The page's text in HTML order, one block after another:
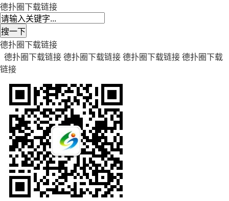
德扑圈下载链接
德扑圈下载链接
德扑圈下载链接 德扑圈下载链接 德扑圈下载链接 德扑圈下载
链接